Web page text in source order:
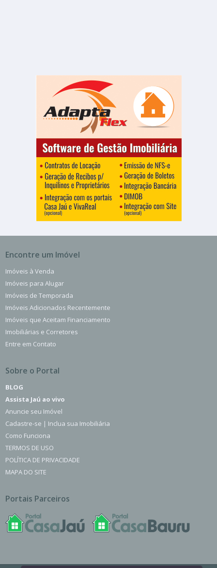
Encontre um Imóvel
Imóveis à Venda
Imóveis para Alugar
Imóveis de Temporada
Imóveis Adicionados Recentemente
Imóveis que Aceitam Financiamento
Imobiliárias e Corretores
Entre em Contato
Sobre o Portal
BLOG
Assista Jaú ao vivo
Anuncie seu Imóvel
Cadastre-se | Inclua sua Imobiliária
Como Funciona
TERMOS DE USO
POLÍTICA DE PRIVACIDADE
MAPA DO SITE
Portais Parceiros